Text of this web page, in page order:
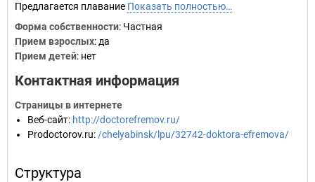
Предлагается плавание Показать полностью…
Форма собственности: Частная
Прием взрослых: да
Прием детей: нет
Контактная информация
Страницы в интернете
Веб-сайт: http://doctorefremov.ru/
Prodoctorov.ru: /chelyabinsk/lpu/32742-doktora-efremova/
Структура